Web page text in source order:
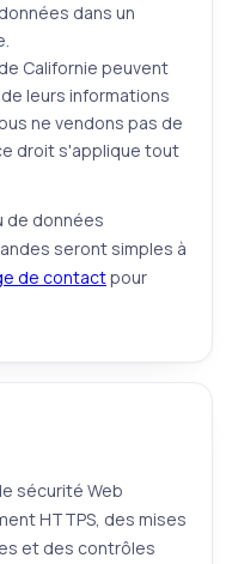
dans un
Californie peuvent
leurs informations
ne vendons pas de
droit s'applique tout
de données
seront simples à
de contactpour
sécurité Web
HTTPS, des mises
et des contrôles